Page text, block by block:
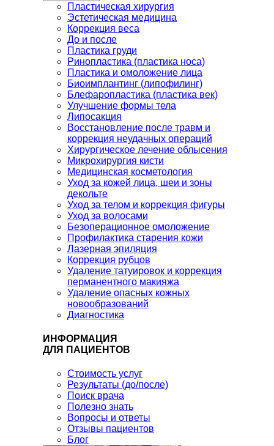
Пластическая хирургия
Эстетическая медицина
Коррекция веса
До и после
Пластика груди
Ринопластика (пластика носа)
Пластика и омоложение лица
Биоимплантинг (липофилинг)
Блефаропластика (пластика век)
Улучшение формы тела
Липосакция
Восстановление после травм и
коррекция неудачных операций
Хирургическое лечение облысения
Микрохирургия кисти
Медицинская косметология
Уход за кожей лица, шеи и зоны
декольте
Уход за телом и коррекция фигуры
Уход за волосами
Безоперационное омоложение
Профилактика старения кожи
Лазерная эпиляция
Коррекция рубцов
Удаление татуировок и коррекция
перманентного макияжа
Удаление опасных кожных
новообразований
Диагностика
ИНФОРМАЦИЯ
ДЛЯ ПАЦИЕНТОВ
Стоимость услуг
Результаты (до/после)
Поиск врача
Полезно знать
Вопросы и ответы
Отзывы пациентов
Блог